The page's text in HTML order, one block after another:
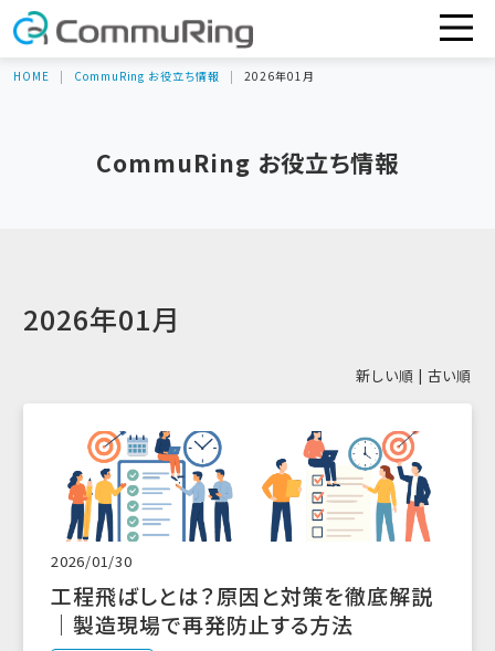
HOME CommuRing お役立ち情報 2026年01月
CommuRing お役立ち情報
2026年01月
新しい順 | 古い順
2026/01/30
工程飛ばしとは？原因と対策を徹底解説
｜製造現場で再発防止する方法